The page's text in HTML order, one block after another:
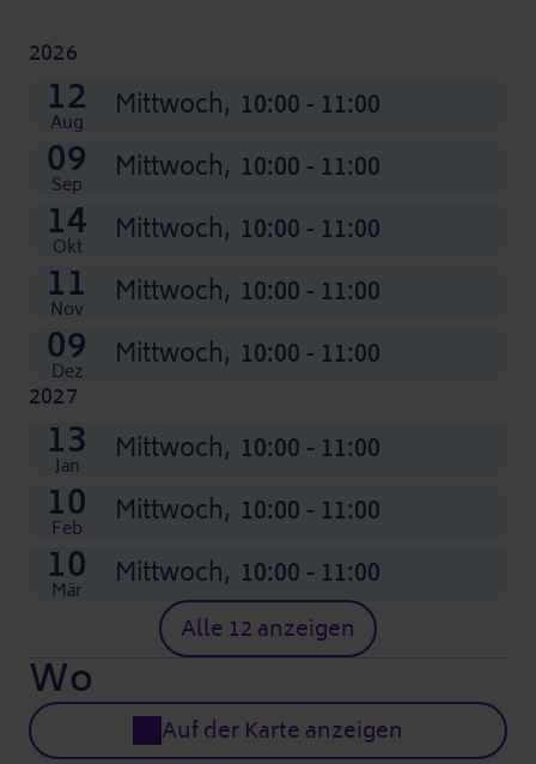
2026
12
Aug Mittwoch, 10:00 - 11:00
09
Sep Mittwoch, 10:00 - 11:00
14
Okt Mittwoch, 10:00 - 11:00
11
Nov Mittwoch, 10:00 - 11:00
09
Dez Mittwoch, 10:00 - 11:00
2027
13
Jan Mittwoch, 10:00 - 11:00
10
Feb Mittwoch, 10:00 - 11:00
10
Mär Mittwoch, 10:00 - 11:00
14
Apr Mittwoch,
10:00 - 11:00
12
Mai Mittwoch,
10:00 - 11:00
09
Jun Mittwoch,
10:00 - 11:00
14
Jul Mittwoch,
10:00 - 11:00
Alle 12 anzeigen
Wo
Auf der Karte anzeigen